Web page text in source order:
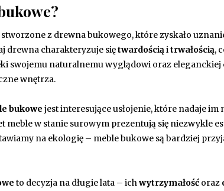
z drewna bukowego, które zyskało
drewna charakteryzuje siętwardościąitrwałością,
swojemu naturalnemu wyglądowi oraz eleganckiej
wnętrza.
bukowe jest interesujące usłojenie, które nadaje
meble w stanie surowym prezentują się niezwykle
na ekologię – meble bukowe są bardziej
to decyzja na długie lata – ichwytrzymałość oraz